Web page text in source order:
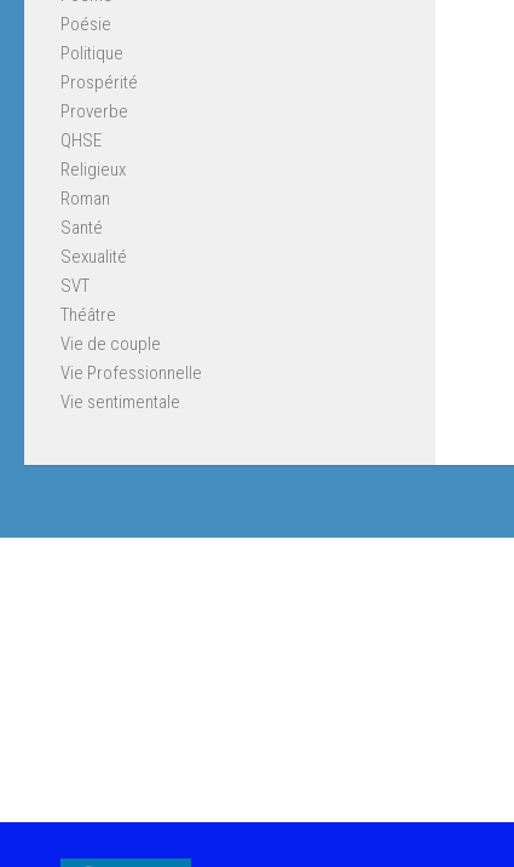
Poésie
Politique
Prospérité
Proverbe
QHSE
Religieux
Roman
Santé
Sexualité
SVT
Théâtre
Vie de couple
Vie Professionnelle
Vie sentimentale